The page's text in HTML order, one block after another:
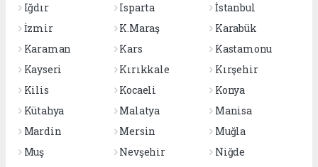
Iğdır
Isparta
İstanbul
İzmir
K.Maraş
Karabük
Karaman
Kars
Kastamonu
Kayseri
Kırıkkale
Kırşehir
Kilis
Kocaeli
Konya
Kütahya
Malatya
Manisa
Mardin
Mersin
Muğla
Muş
Nevşehir
Niğde